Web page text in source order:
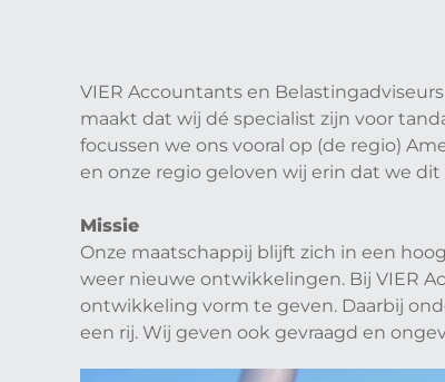
VIER Accountants en
maakt dat wij dé specialist zijn voor
focussen we ons vooral op (de regio)
en onze regio geloven wij erin dat we
Missie
Onze maatschappij blijft zich in een
weer nieuwe ontwikkelingen. Bij VIER
ontwikkeling vorm te geven. Daarbij
een rij. Wij geven ook gevraagd en